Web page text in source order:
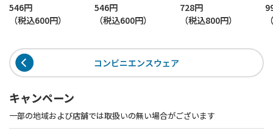
546円
（税込600円）
546円
（税込600円）
728円
（税込800円）
コンビニエンスウェア
キャンペーン
一部の地域および店舗では取扱いの無い場合がございます